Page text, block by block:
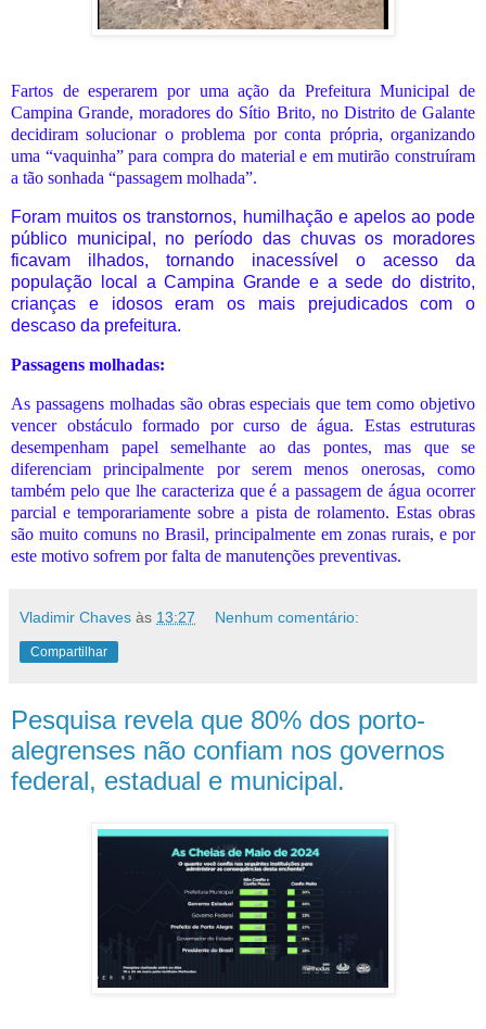
Fartos de esperarem por uma ação da Prefeitura Municipal de
Campina Grande, moradores do Sítio Brito, no Distrito de Galante
decidiram solucionar o problema por conta própria, organizando
uma “vaquinha” para compra do material e em mutirão construíram
a tão sonhada “passagem molhada”.
Foram muitos os transtornos, humilhação e apelos ao pode
público municipal, no período das chuvas os moradores
ficavam ilhados, tornando inacessível o acesso da
população local a Campina Grande e a sede do distrito,
crianças e idosos eram os mais prejudicados com o
descaso da prefeitura.
Passagens molhadas:
As passagens molhadas são obras especiais que tem como objetivo
vencer obstáculo formado por curso de água. Estas estruturas
desempenham papel semelhante ao das pontes, mas que se
diferenciam principalmente por serem menos onerosas, como
também pelo que lhe caracteriza que é a passagem de água ocorrer
parcial e temporariamente sobre a pista de rolamento. Estas obras
são muito comuns no Brasil, principalmente em zonas rurais, e por
este motivo sofrem por falta de manutenções preventivas.
Vladimir Chaves às 13:27 Nenhum comentário:
Compartilhar
Pesquisa revela que 80% dos porto-
alegrenses não confiam nos governos
federal, estadual e municipal.